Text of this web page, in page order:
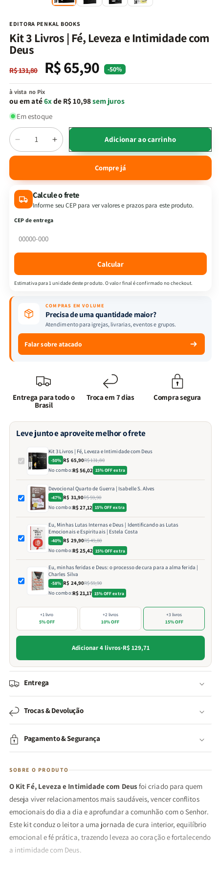
EDITORA PENKAL BOOKS
Kit 3 Livros | Fé, Leveza e Intimidade com
Deus
Preço
normal
R$ 131,80
Preço
promocional
R$ 65,90 -50%
à vista no Pix
ou em até6xde R$ 10,98sem juros
Em estoque
Quantidade
Diminuir
a
Kit
3
Livros
Leveza
Deus
Aumentar
a
quantidade
Kit
3
Livros
Deus
Adicionar ao carrinho
Compre já
Calcule o frete
Informe seu CEP para ver valores e prazos para este produto.
CEP de entrega
Calcular
Estimativa para 1 unidade deste produto. O valor final é confirmado no checkout.
COMPRAS EM VOLUME
Precisa de uma quantidade maior?
Atendimento para igrejas, livrarias, eventos e grupos.
Falar sobre atacado
Entrega para todo o
Brasil
Troca em 7 dias Compra segura
Leve junto e aproveite melhor o frete
Kit 3 Livros | Fé, Leveza e Intimidade com Deus
-50% R$ 65,90R$ 131,80
No combo:R$ 56,02 15% OFF extra
Devocional Quarto de Guerra | Isabelle S. Alves
-47% R$ 31,90R$ 59,90
No combo:R$ 27,12 15% OFF extra
Eu, Minhas Lutas Internas e Deus | Identificando as Lutas
Emocionais e Espirituais | Estela Costa
-40% R$ 29,90R$ 49,80
No combo:R$ 25,42 15% OFF extra
Eu, minhas feridas e Deus: o processo de cura para a alma ferida |
Charles Silva
-58% R$ 24,90R$ 59,90
No combo:R$ 21,17 15% OFF extra
+1 livro
5% OFF
+2 livros
10% OFF
+3 livros
15% OFF
Adicionar 4 livros·R$ 129,71
Entrega
Trocas & Devolução
Pagamento & Segurança
SOBRE O PRODUTO
O Kit Fé, Leveza e Intimidade com Deus foi criado para quem
deseja viver relacionamentos mais saudáveis, vencer conflitos
emocionais do dia a dia e aprofundar a comunhão com o Senhor.
Este kit conduz o leitor a uma jornada de cura interior, equilíbrio
emocional e fé prática, trazendo leveza ao coração e fortalecendo
a intimidade com Deus.